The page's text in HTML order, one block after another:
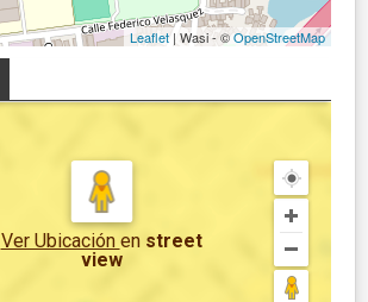
Leaflet| Wasi - ©OpenStreetMap
Ver Ubicación en street
view